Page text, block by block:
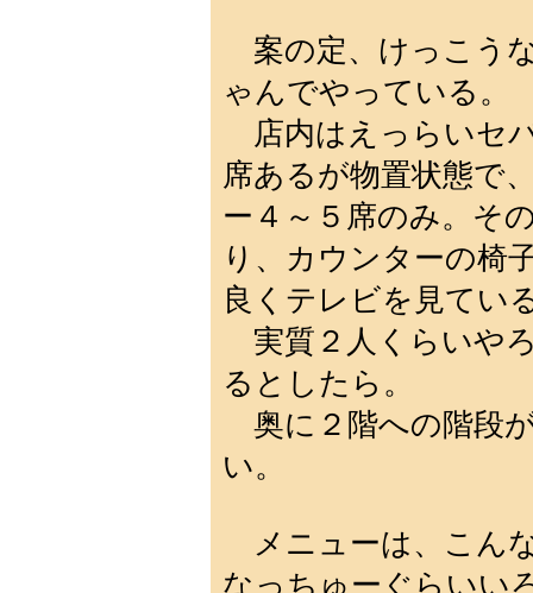
案の定、けっこう
ゃんでやっている。
店内はえっらいセ
席あるが物置状態で
ー４～５席のみ。そ
り、カウンターの椅
良くテレビを見てい
実質２人くらいや
るとしたら。
奥に２階への階段
い。
メニューは、こん
なっちゅーぐらいい